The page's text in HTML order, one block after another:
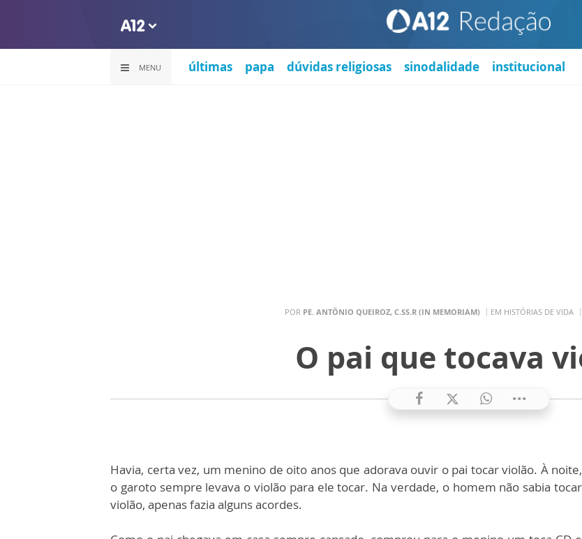
MENU últimas papa dúvidas religiosas sinodalidade institucional
POR PE. ANTÔNIO QUEIROZ, C.SS.R (IN MEMORIAM) EM HISTÓRIAS DE VIDA
O pai que tocava
Havia, certa vez, um menino de oito anos que adorava ouvir o pai tocar violão. À noite,
o garoto sempre levava o violão para ele tocar. Na verdade, o homem não sabia tocar
violão, apenas fazia alguns acordes.